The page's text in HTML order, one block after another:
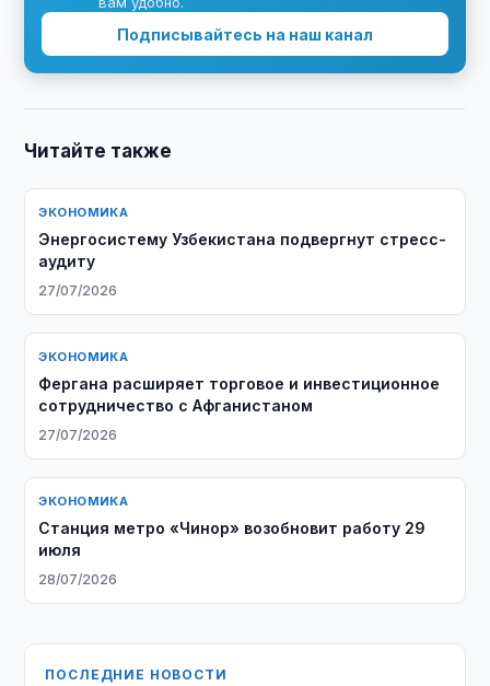
Подписывайтесь на наш канал
Читайте также
ЭКОНОМИКА
Энергосистему Узбекистана подвергнут стресс-
аудиту
27/07/2026
ЭКОНОМИКА
Фергана расширяет торговое и инвестиционное
сотрудничество с Афганистаном
27/07/2026
ЭКОНОМИКА
Станция метро «Чинор» возобновит работу 29
июля
28/07/2026
ПОСЛЕДНИЕ НОВОСТИ